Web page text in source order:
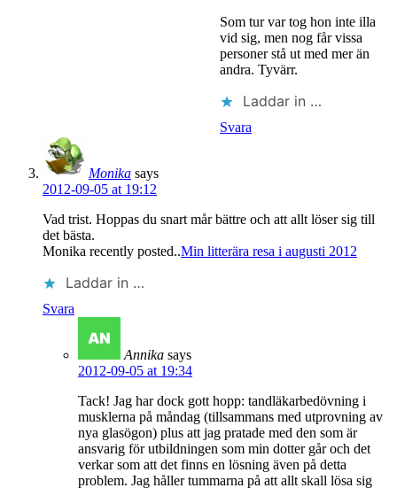
Som tur var tog hon inte illa
vid sig, men nog får vissa
personer stå ut med mer än
andra. Tyvärr.
Laddar in …
Svara
Monika says
2012-09-05 at 19:12
Vad trist. Hoppas du snart mår bättre och att allt löser sig till
det bästa.
Monika recently posted..Min litterära resa i augusti 2012
Laddar in …
Svara
Annika says
2012-09-05 at 19:34
Tack! Jag har dock gott hopp: tandläkarbedövning i
musklerna på måndag (tillsammans med utprovning av
nya glasögon) plus att jag pratade med den som är
ansvarig för utbildningen som min dotter går och det
verkar som att det finns en lösning även på detta
problem. Jag håller tummarna på att allt skall lösa sig